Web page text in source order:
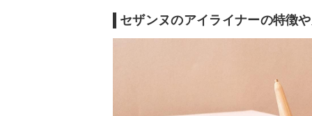
セザンヌのアイライナーの特徴